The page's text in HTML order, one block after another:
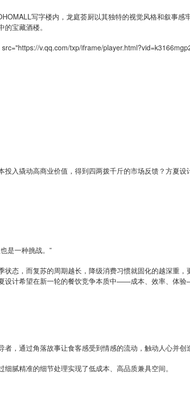
写字楼内，龙庭荟厨以其独特的视觉风格和叙事感
宝藏酒楼。
v.qq.com/txp/iframe/
入撬动高商业价值，得到四两拨千斤的市场反馈？方夏设
是一种挑战。”
态，而复苏的周期越长，降级消费习惯就固化的越深重，
设计希望在新一轮的餐饮竞争本质中——成本、效率、体
，通过角落故事让食客感受到情感的流动，触动人心并创
腻精准的细节处理实现了低成本、高品质兼具空间。